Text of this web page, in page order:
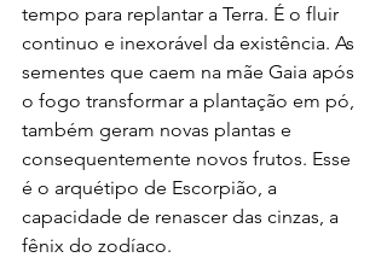
tempo para replantar a Terra. É o fluir
continuo e inexorável da existência. As
sementes que caem na mãe Gaia após
o fogo transformar a plantação em pó,
também geram novas plantas e
consequentemente novos frutos. Esse
é o arquétipo de Escorpião, a
capacidade de renascer das cinzas, a
fênix do zodíaco.